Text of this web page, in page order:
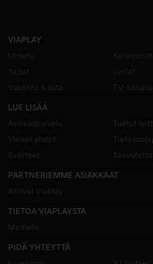
VIAPLAY
Urheilu
Kategoriat
Sarjat
Leffat
Vuokraa & osta
TV-
LUE LISÄÄ
Asiakaspalvelu
Tuetut
Yleiset ehdot
Evästeet
PARTNERIEMME ASIAKKAAT
Aktivoi Viaplay
TIETOA VIAPLAYSTA
Medialle
PIDÄ YHTEYTTÄ